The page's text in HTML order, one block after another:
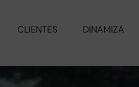
CLIENTES DINAMIZA